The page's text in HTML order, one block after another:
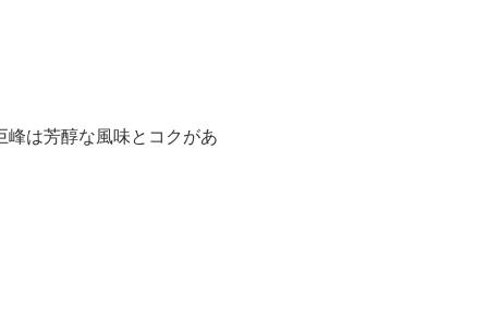
は芳醇な風味とコクがあ